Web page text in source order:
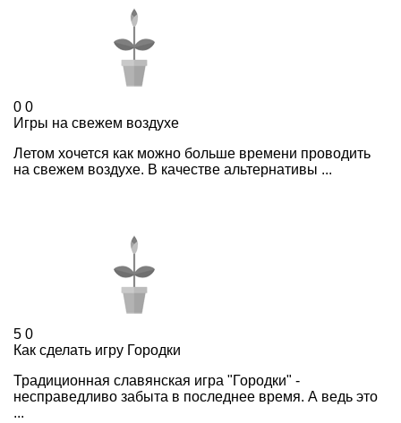
0 0
Игры на свежем воздухе
Летом хочется как можно больше времени проводить
на свежем воздухе. В качестве альтернативы ...
5 0
Как сделать игру Городки
Традиционная славянская игра "Городки" -
несправедливо забыта в последнее время. А ведь это
...